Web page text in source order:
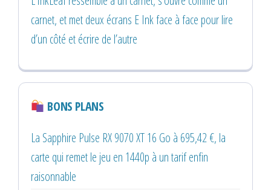
carnet, et met deux écrans E Ink face à face pour lire
d’un côté et écrire de l’autre
BONS PLANS
La Sapphire Pulse RX 9070 XT 16 Go à 695,42 €, la
carte qui remet le jeu en 1440p à un tarif enfin
raisonnable